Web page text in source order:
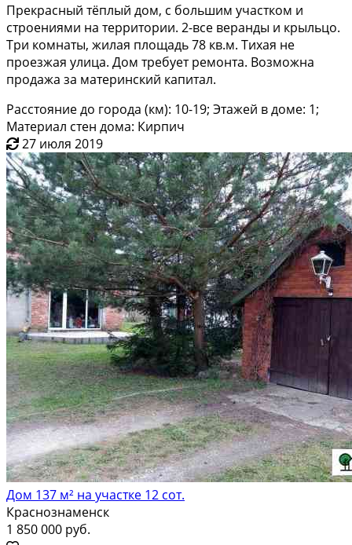
Прекрасный тёплый дом, с большим участком и
строениями на территории. 2-все веранды и крыльцо.
Три комнаты, жилая площадь 78 кв.м. Тихая не
проезжая улица. Дом требует ремонта. Возможна
продажа за материнский капитал.
Расстояние до города (км): 10-19; Этажей в доме: 1;
Материал стен дома: Кирпич
27 июля 2019
Дом 137 м² на участке 12 сот.
Краснознаменск
1 850 000 руб.